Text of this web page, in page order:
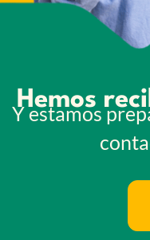
Hemos
Y estamos